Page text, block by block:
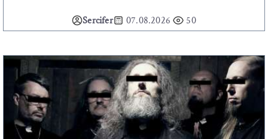
Sercifer 07.08.2026 50